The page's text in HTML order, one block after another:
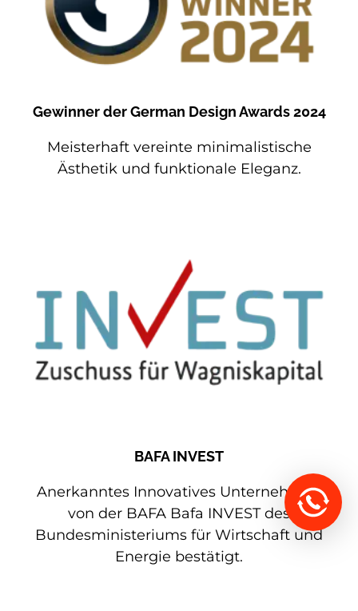
Gewinner der German Design Awards 2024
Meisterhaft vereinte minimalistische
Ästhetik und funktionale Eleganz.
BAFA INVEST
Anerkanntes Innovatives Unternehmen
von der BAFA Bafa INVEST des
Bundesministeriums für Wirtschaft und
Energie bestätigt.